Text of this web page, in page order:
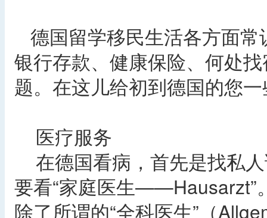
德国留学移民生活各方面
银行存款、健康保险、何处
题。在这儿给初到德国的您
医疗服务
在德国看病，首先是找私
要看“家庭医生——Hausarzt”
除了所谓的“全科医生”（